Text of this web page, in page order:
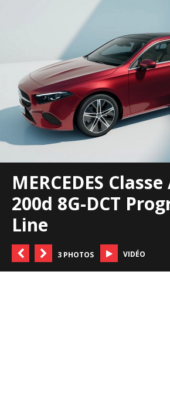
MERCEDES
200d 8G-DCT
Line
3 PHOTOS VIDÉO